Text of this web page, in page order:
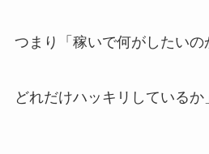
つまり「稼いで何がしたいの
どれだけハッキリしているか